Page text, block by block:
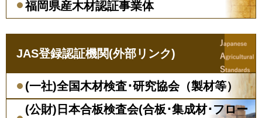
福岡県産木材認証事業体
JAS登録認証機関(外部リンク)
(一社)全国木材検査･研究協会（製材等）
(公財)日本合板検査会(合板･集成材･フロー